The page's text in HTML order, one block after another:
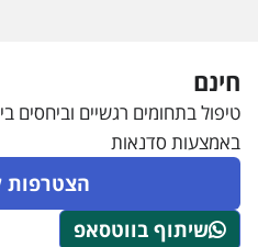
חינם
טיפול בתחומים רגשיים וביחסים
באמצעות סדנאות
הצטרפות
שיתוף בווטסאפ